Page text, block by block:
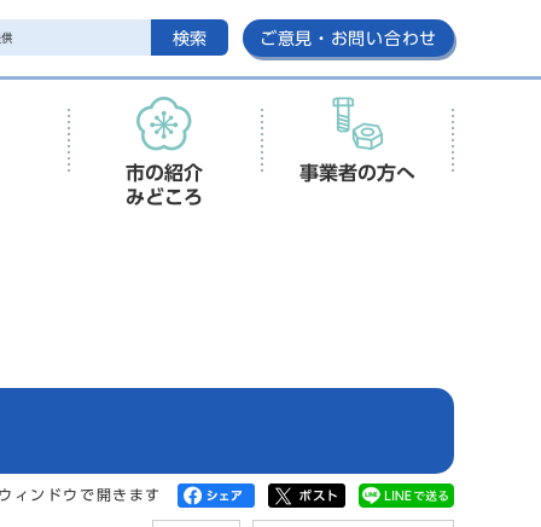
検索 ご意見・お問い合わせ
市の紹介
みどころ
事業者の方へ
ィンドウで開きます